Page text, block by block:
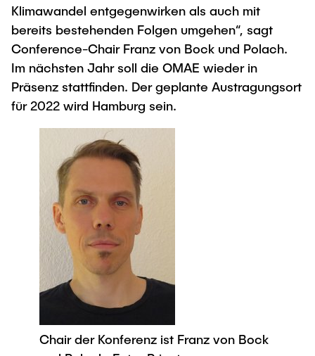
Klimawandel entgegenwirken als auch mit
bereits bestehenden Folgen umgehen“, sagt
Conference-Chair Franz von Bock und Polach.
Im nächsten Jahr soll die OMAE wieder in
Präsenz stattfinden. Der geplante Austragungsort
für 2022 wird Hamburg sein.
Chair der Konferenz ist Franz von Bock